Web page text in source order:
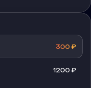
300₽
1200₽